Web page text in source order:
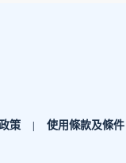
策 使用條款及條件